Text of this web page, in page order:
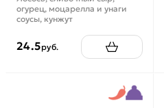
огурец, моцарелла и унаги
соусы, кунжут
24.5руб.